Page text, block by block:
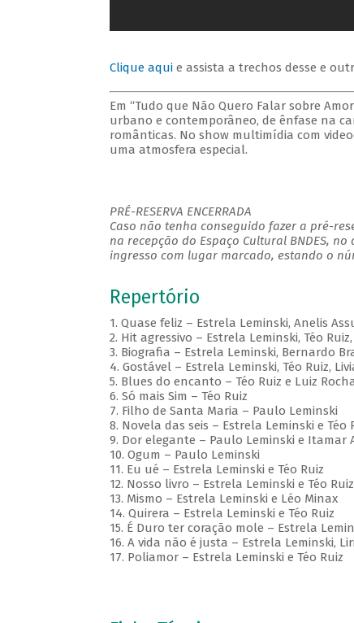
Clique aquie assista a trechos desse e
Em “Tudo que Não Quero Falar sobre
urbano e contemporâneo, de ênfase na
românticas. No show multimídia com
uma atmosfera especial.
PRÉ-RESERVA ENCERRADA
Caso não tenha conseguido fazer a pré-
na recepção do Espaço Cultural BNDES,
ingresso com lugar marcado, estando o
Repertório
1. Quase feliz – Estrela Leminski, Anelis
2. Hit agressivo – Estrela Leminski, Téo
3. Biografia – Estrela Leminski, Bernardo
4. Gostável – Estrela Leminski, Téo Ruiz,
5. Blues do encanto – Téo Ruiz e Luiz
6. Só mais Sim – Téo Ruiz
7. Filho de Santa Maria – Paulo Leminski
8. Novela das seis – Estrela Leminski e Téo
9. Dor elegante – Paulo Leminski e Itamar
10. Ogum – Paulo Leminski
11. Eu ué – Estrela Leminski e Téo Ruiz
12. Nosso livro – Estrela Leminski e Téo Ruiz
13. Mismo – Estrela Leminski e Léo Minax
14. Quirera – Estrela Leminski e Téo Ruiz
15. É Duro ter coração mole – Estrela
16. A vida não é justa – Estrela Leminski,
17. Poliamor – Estrela Leminski e Téo Ruiz